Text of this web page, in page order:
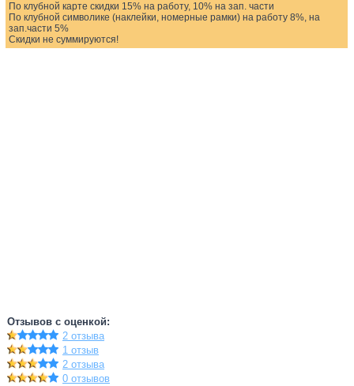
По клубной карте скидки 15% на работу, 10% на зап. части
По клубной символике (наклейки, номерные рамки) на работу 8%, на
зап.части 5%
Скидки не суммируются!
Отзывов с оценкой:
2 отзыва
1 отзыв
2 отзыва
0 отзывов